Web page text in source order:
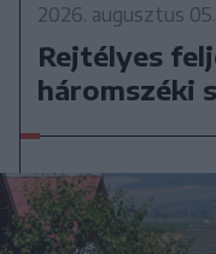
2026. augusztus
Rejtélyes
háromszéki